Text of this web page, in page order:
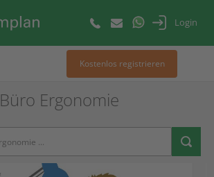
Login
Kostenlos registrieren
Büro Ergonomie